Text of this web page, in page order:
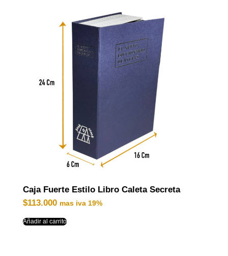
Caja Fuerte Estilo Libro Caleta Secreta
$113.000 mas iva 19%
Añadir al carrito